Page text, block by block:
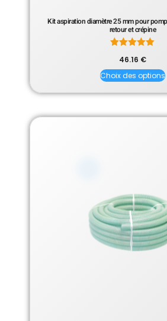
Kit aspiration diamètre 25 mm pour
retour et crépine
5.00
sur 5
46.16 €
Choix des options